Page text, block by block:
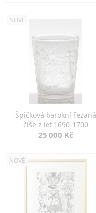
NOVÉ
Špičková barokní řezaná
číše z let 1690-1700
25 000 Kč
NOVÉ